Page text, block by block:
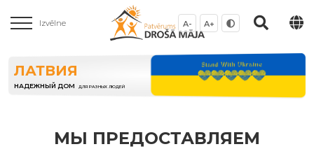
Izvēlne A- A+
ЛАТВИЯ
НАДЕЖНЫЙ ДОМ ДЛЯ РАЗНЫХ ЛЮДЕЙ
МЫ ПРЕДОСТАВЛЯЕМ